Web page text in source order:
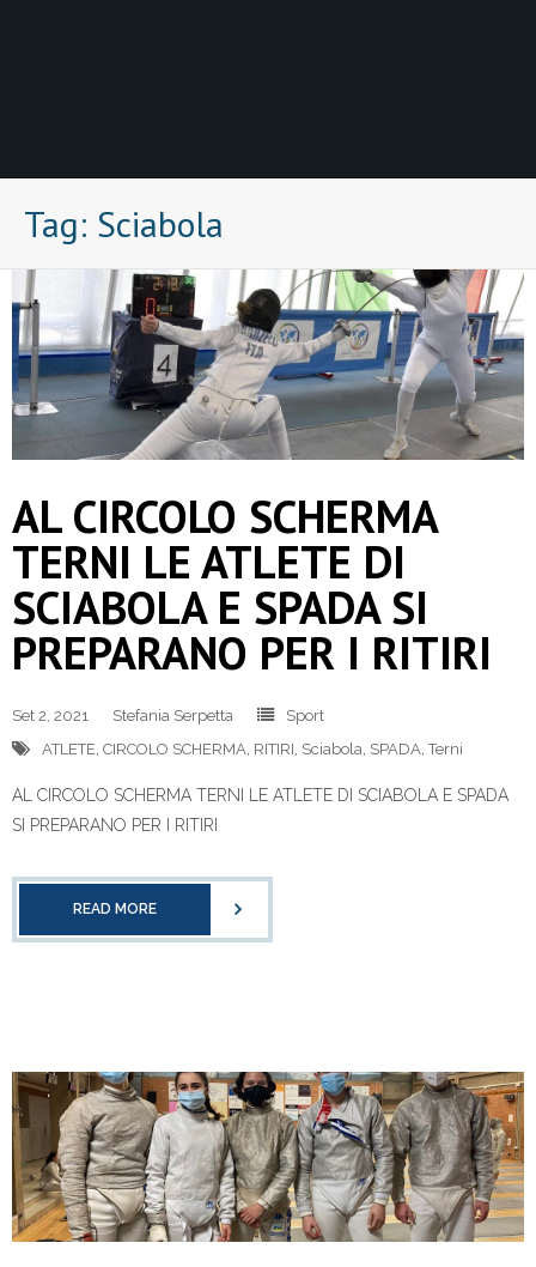
Tag: Sciabola
AL CIRCOLO SCHERMA
TERNI LE ATLETE DI
SCIABOLA E SPADA SI
PREPARANO PER I RITIRI
Set 2, 2021 Stefania Serpetta
Sport
ATLETE CIRCOLO SCHERMA RITIRI Sciabola SPADA ,Terni
AL CIRCOLO SCHERMA TERNI LE ATLETE DI SCIABOLA E SPADA
SI PREPARANO PER I RITIRI
READ MORE